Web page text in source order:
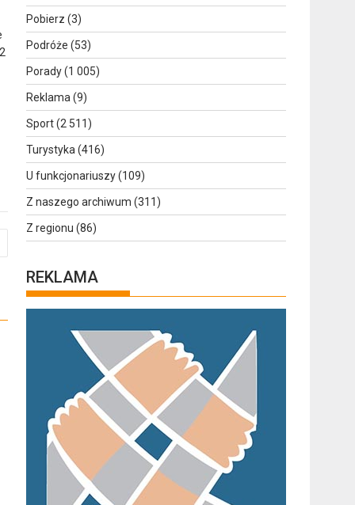
Pobierz (3)
Podróże (53)
Porady(1 005)
Reklama (9)
Sport(2 511)
Turystyka (416)
U funkcjonariuszy(109)
Z naszego archiwum (311)
Z regionu (86)
REKLAMA